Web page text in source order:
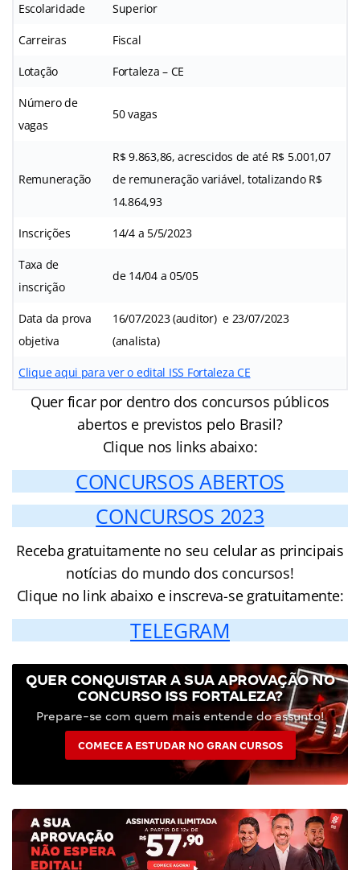
Escolaridade Superior
Carreiras Fiscal
Lotação Fortaleza – CE
Número de
vagas
50 vagas
Remuneração
R$ 9.863,86, acrescidos de até R$ 5.001,07
de remuneração variável, totalizando R$
14.864,93
Inscrições 14/4 a 5/5/2023
Taxa de
inscrição
de 14/04 a 05/05
Data da prova
objetiva
16/07/2023 (auditor) e 23/07/2023
(analista)
Clique aqui para ver o edital ISS Fortaleza CE
Quer ficar por dentro dos concursos públicos
abertos e previstos pelo Brasil?
Clique nos links abaixo:
CONCURSOS ABERTOS
CONCURSOS 2023
Receba gratuitamente no seu celular as principais
notícias do mundo dos concursos!
Clique no link abaixo e inscreva-se gratuitamente:
TELEGRAM
QUER CONQUISTAR A SUA APROVAÇÃO NO
CONCURSO ISS FORTALEZA?
Prepare-se com quem mais entende do assunto!
COMECE A ESTUDAR NO GRAN CURSOS